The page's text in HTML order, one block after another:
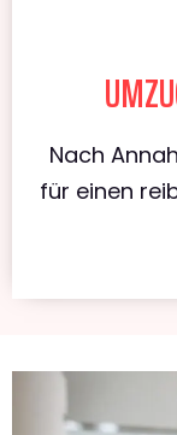
Nach
für einen